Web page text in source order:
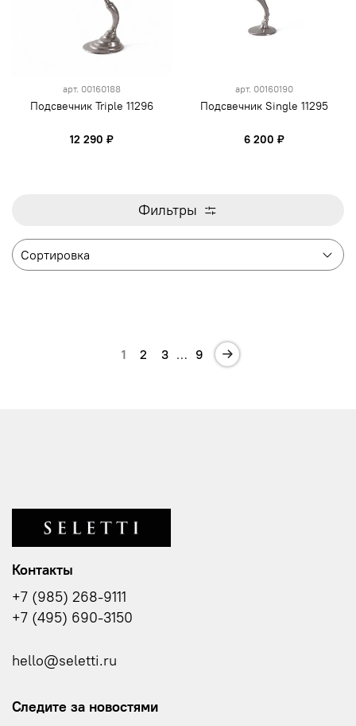
арт. 00160188
Подсвечник Triple 11296
12 290 ₽
арт. 00160190
Подсвечник Single 11295
6 200 ₽
Фильтры
1 2 3 … 9
Контакты
+7 (985) 268-9111
+7 (495) 690-3150
hello@seletti.ru
Следите за новостями